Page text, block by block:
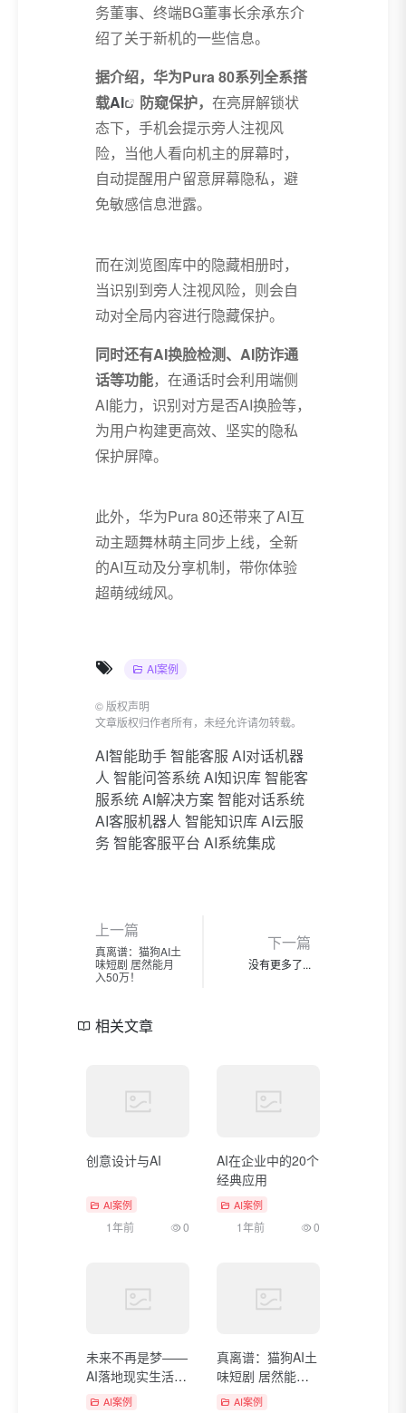
务董事、终端BG董事长余承东介
绍了关于新机的一些信息。
据介绍，华为Pura 80系列全系搭
载AI 防窥保护， 在亮屏解锁状
态下，手机会提示旁人注视风
险，当他人看向机主的屏幕时，
自动提醒用户留意屏幕隐私，避
免敏感信息泄露。
而在浏览图库中的隐藏相册时，
当识别到旁人注视风险，则会自
动对全局内容进行隐藏保护。
同时还有AI换脸检测、AI防诈通
话等功能，在通话时会利用端侧
AI能力，识别对方是否AI换脸等，
为用户构建更高效、坚实的隐私
保护屏障。
此外，华为Pura 80还带来了AI互
动主题舞林萌主同步上线，全新
的AI互动及分享机制，带你体验
超萌绒绒风。
AI案例
© 版权声明
文章版权归作者所有，未经允许请勿转载。
AI智能助手智能客服 AI对话机器
人 智能问答系统AI知识库智能客
服系统AI解决方案智能对话系统
AI客服机器人 智能知识库AI云服
务 智能客服平台 AI系统集成
上一篇
真离谱：猫狗AI土
味短剧 居然能月
入50万！
下一篇
没有更多了...
相关文章
创意设计与AI
AI案例
1年前 0
AI在企业中的20个
经典应用
AI案例
1年前 0
未来不再是梦——
AI落地现实生活的
5大应用案例
AI案例
真离谱：猫狗AI土
味短剧 居然能月
入50万！
AI案例